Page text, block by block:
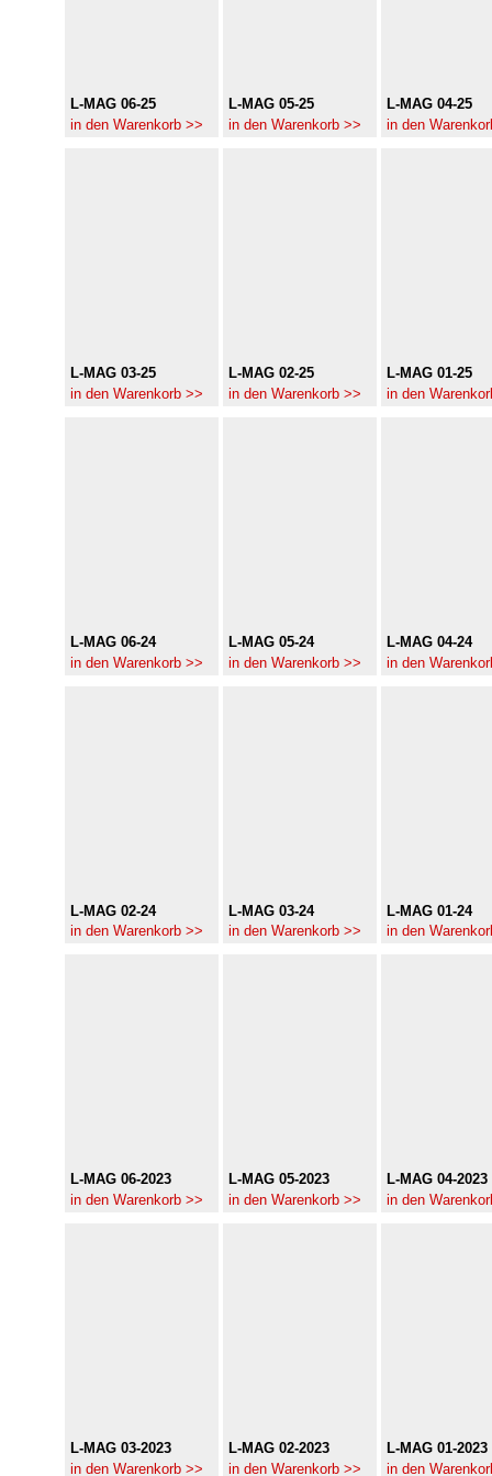
L-MAG 06-25
in den Warenkorb >>
L-MAG 05-25
in den Warenkorb >>
L-MAG 04-25
in den
L-MAG 03-25
in den Warenkorb >>
L-MAG 02-25
in den Warenkorb >>
L-MAG 01-25
in den
L-MAG 06-24
in den Warenkorb >>
L-MAG 05-24
in den Warenkorb >>
L-MAG 04-24
in den
L-MAG 02-24
in den Warenkorb >>
L-MAG 03-24
in den Warenkorb >>
L-MAG 01-24
in den
L-MAG 06-2023
in den Warenkorb >>
L-MAG 05-2023
in den Warenkorb >>
L-MAG 04-2023
in den
L-MAG 03-2023
in den Warenkorb >>
L-MAG 02-2023
in den Warenkorb >>
L-MAG 01-2023
in den